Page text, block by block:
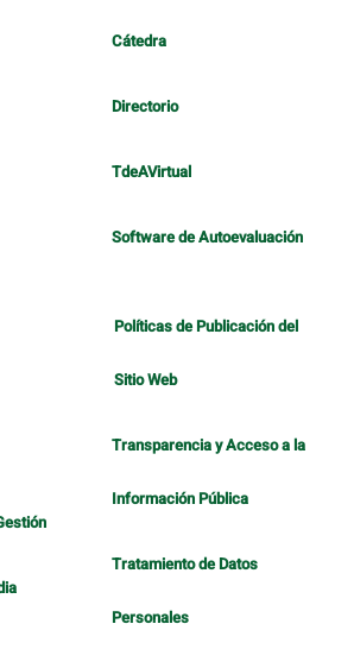
Cátedra
Directorio
TdeAVirtual
Software de Autoevaluación
Políticas de Publicación del
Sitio Web
Transparencia y Acceso a la
Información Pública
Tratamiento de Datos
Personales